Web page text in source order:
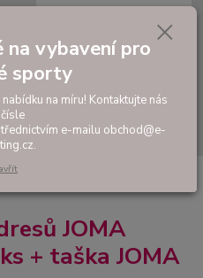
Hledat
0,00 Kč
JOMA
JOMA
+ taška JOMA
na vybavení pro
sporty
na míru! Kontaktujte nás
e-mailu obchod@e-